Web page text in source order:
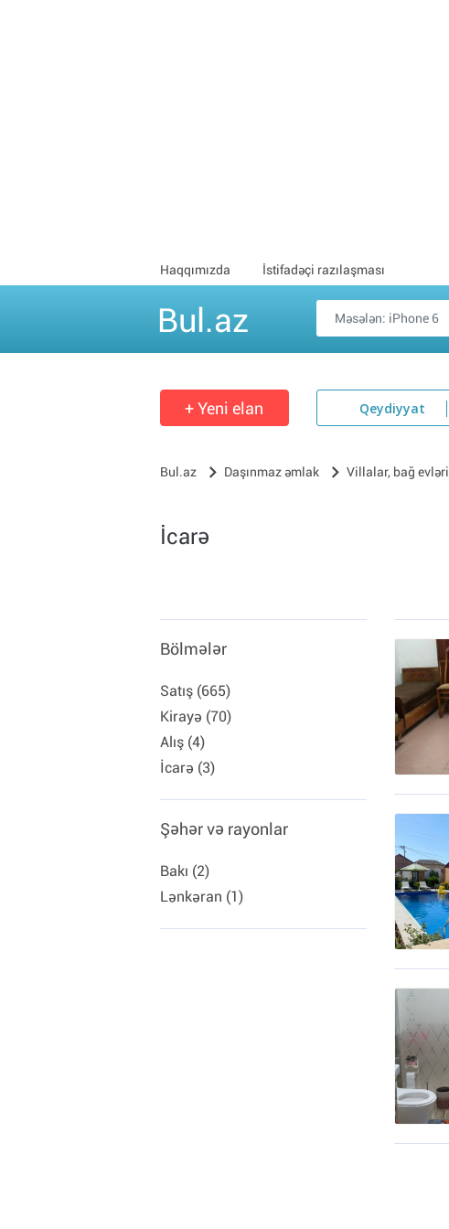
Haqqımızda İstifadəçi razılaşması
Bul.az
+ Yeni elan Qeydiyyat
Bul.az Daşınmaz əmlak Villalar, bağ evləri
İcarə
Bölmələr
Satış (665)
Kirayə (70)
Alış (4)
İcarə (3)
Şəhər və rayonlar
Bakı (2)
Lənkəran (1)